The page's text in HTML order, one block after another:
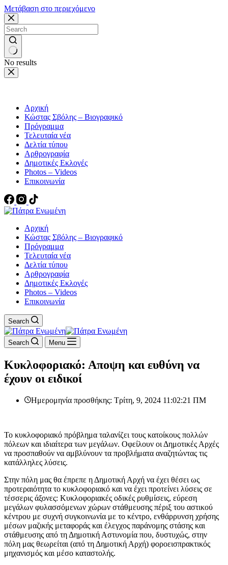
Μετάβαση στο περιεχόμενο
No results
Αρχική
Κώστας Σβόλης – Βιογραφικό
Πρόγραμμα
Τελευταία νέα
Δελτία τύπου
Αρθρογραφία
Δημοτικές Εκλογές
Photos – Videos
Επικοινωνία
Αρχική
Κώστας Σβόλης – Βιογραφικό
Πρόγραμμα
Τελευταία νέα
Δελτία τύπου
Αρθρογραφία
Δημοτικές Εκλογές
Photos – Videos
Επικοινωνία
Search
Search Menu
Κυκλοφοριακό: Αποψη και ευθύνη να
έχουν οι ειδικοί
Ημερομηνία προσθήκης: Τρίτη, 9, 2024 11:02:21 ΠΜ
Το κυκλοφοριακό πρόβλημα ταλανίζει τους κατοίκους πολλών
πόλεων και ιδιαίτερα των μεγάλων. Οφείλουν οι Δημοτικές Αρχές
να προσπαθούν να αμβλύνουν τα προβλήματα αναζητώντας τις
κατάλληλες λύσεις.
Στην πόλη μας θα έπρεπε η Δημοτική Αρχή να έχει θέσει ως
προτεραιότητα το κυκλοφοριακό και να έχει προτείνει λύσεις σε
τέσσερις άξονες: Κυκλοφοριακές οδικές ρυθμίσεις, εύρεση
μεγάλων φυλασσόμενων χώρων στάθμευσης πέριξ του αστικού
κέντρου με συχνή συγκοινωνία με το κέντρο, ενθάρρυνση χρήσης
μέσων μαζικής μεταφοράς και έλεγχος παράνομης στάσης και
στάθμευσης από τη Δημοτική Αστυνομία που, δυστυχώς, στην
πόλη μας θεωρείται (από τη Δημοτική Αρχή) φοροεισπρακτικός
μηχανισμός και μέσο καταστολής.